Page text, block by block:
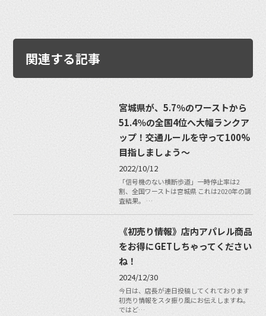
関連する記事
宮城県が、5.7％のワーストから
51.4％の全国4位へ大幅ランクア
ップ！交通ルールを守って100%
目指しましょう〜
2022/10/12
「信号機のない横断歩道」一時停止率は2
割、全国ワーストは宮城県 これは2020年の調
査結果。 …
《初売り情報》店内アパレル商品
をお得にGETしちゃってください
ね！
2024/12/30
今日は、店長が連日投稿してくれております
初売り情報をスタ振り風にお伝えしますね。
ではど…